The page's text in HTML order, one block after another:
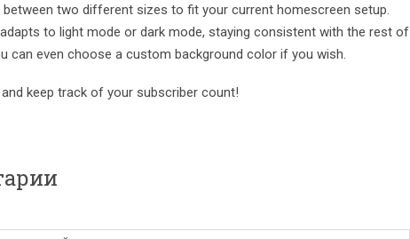
two different sizes to fit your current homescreen setup.
to light mode or dark mode, staying consistent with the rest of
can even choose a custom background color if you wish.
keep track of your subscriber count!